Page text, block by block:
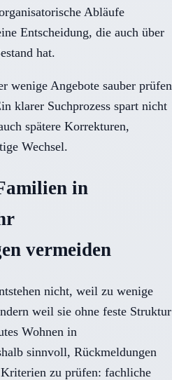
Abläufe
Entscheidung, die auch über
hat.
wenige Angebote sauber prüfen
klarer Suchprozess spart nicht
spätere Korrekturen,
Wechsel.
in
vermeiden
nicht, weil zu wenige
weil sie ohne feste Struktur
Wohnen in
sinnvoll, Rückmeldungen
zu prüfen: fachliche